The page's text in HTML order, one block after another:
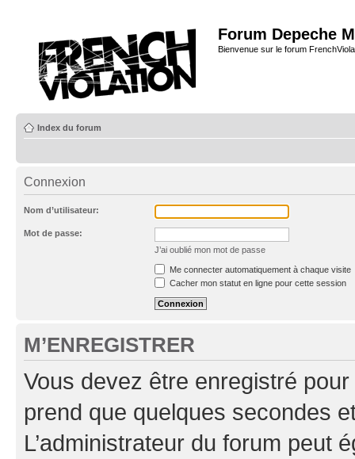
Forum Depeche
Bienvenue sur le forum
Index du forum
Connexion
Nom d’utilisateur:
Mot de passe:
J’ai oublié mon mot de passe
Me connecter automatiquement à chaque visite
Cacher mon statut en ligne pour cette session
M’ENREGISTRER
Vous devez être enregistré
prend que quelques secondes
L’administrateur du forum peut